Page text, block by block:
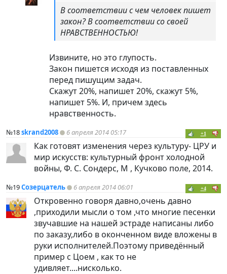
В соответствии с чем человек пишет
закон? В соответствии со своей
НРАВСТВЕННОСТЬЮ!
Извините, но это глупость.
Закон пишется исходя из поставленных
перед пишущим задач.
Скажут 20%, напишет 20%, скажут 5%,
напишет 5%. И, причем здесь
нравственность.
№18skrand2008 6 апреля 2014 05:17 +1
Как готовят изменения через культуру- ЦРУ и
мир искусств: культурный фронт холодной
войны, Ф. С. Сондерс, М , Кучково поле, 2014.
№19Созерцатель 6 апреля 2014 06:01 +4
Откровенно говоря давно,очень давно
,приходили мысли о том ,что многие песенки
звучавшие на нашей эстраде написаны либо
по заказу,либо в оконченном виде вложены в
руки исполнителей.Поэтому приведённый
пример с Цоем , как то не
удивляет....нисколько.